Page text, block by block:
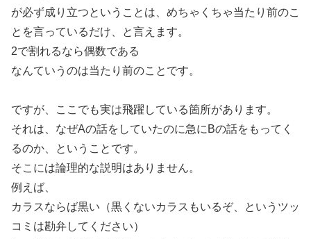
が必ず成り立つということは、めちゃくちゃ当たり前のこ
とを言っているだけ、と言えます。
2で割れるなら偶数である
なんていうのは当たり前のことです。
ですが、ここでも実は飛躍している箇所があります。
それは、なぜAの話をしていたのに急にBの話をもってく
るのか、ということです。
そこには論理的な説明はありません。
例えば、
カラスならば黒い（黒くないカラスもいるぞ、というツッ
コミは勘弁してください）